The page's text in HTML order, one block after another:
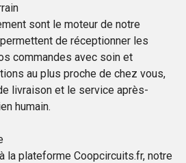
sont le moteur de notre
de réceptionner les
commandes avec soin et
au plus proche de chez vous,
livraison et le service après-
humain.
la plateforme Coopcircuits.fr, notre